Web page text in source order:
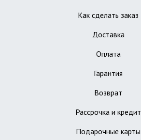
Как сделать заказ
Доставка
Оплата
Гарантия
Возврат
Рассрочка и кредит
Подарочные карты